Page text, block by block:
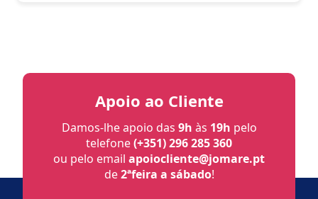
Apoio ao Cliente
Damos-lhe apoio das 9h às 19h pelo
telefone(+351) 296 285 360
ou pelo email apoiocliente@jomare.pt
de2ªfeira a sábado!